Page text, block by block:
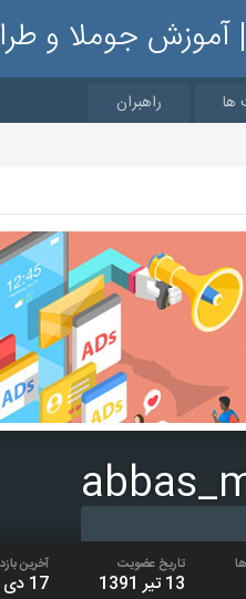
آموزش جوملا و
ها راهبران
تاریخ عضویت
13 تیر 1391
آخرین
17 دی 1400